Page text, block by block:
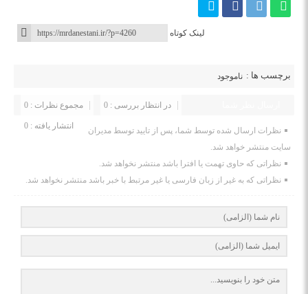
لینک کوتاه
برچسب ها : ناموجود
مجموع نظرات : 0 در انتظار بررسی : 0
انتشار یافته : 0
نظرات ارسال شده توسط شما، پس از تایید توسط مدیران
سایت منتشر خواهد شد.
نظراتی که حاوی تهمت یا افترا باشد منتشر نخواهد شد.
نظراتی که به غیر از زبان فارسی یا غیر مرتبط با خبر باشد منتشر نخواهد شد.